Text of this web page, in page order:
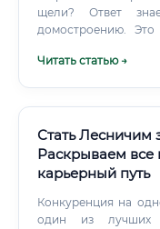
щели? Ответ
домостроению.
Читать статью →
Стать Лесничим
Раскрываем все
карьерный путь
Конкуренция на
один из лучших